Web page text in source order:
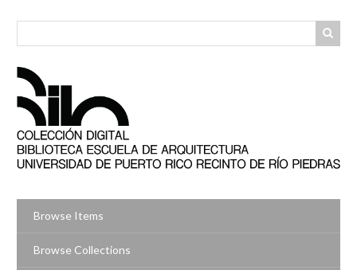
Browse Items
Browse Collections